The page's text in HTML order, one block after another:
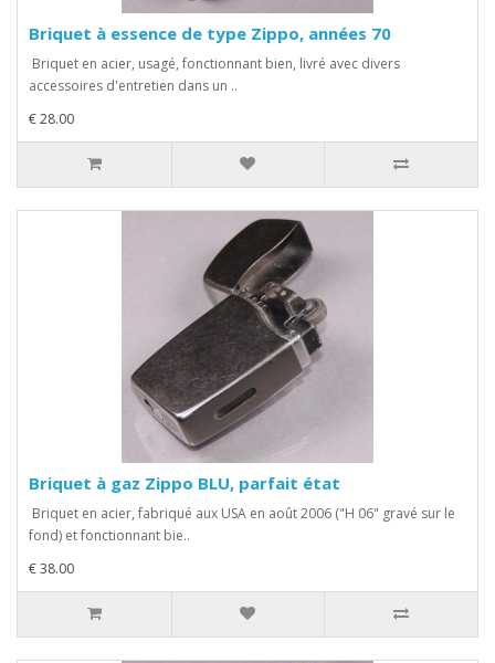
Briquet à essence de type Zippo, années 70
Briquet en acier, usagé, fonctionnant bien, livré avec divers
accessoires d'entretien dans un ..
€ 28.00
Briquet à gaz Zippo BLU, parfait état
Briquet en acier, fabriqué aux USA en août 2006 ("H 06" gravé sur le
fond) et fonctionnant bie..
€ 38.00